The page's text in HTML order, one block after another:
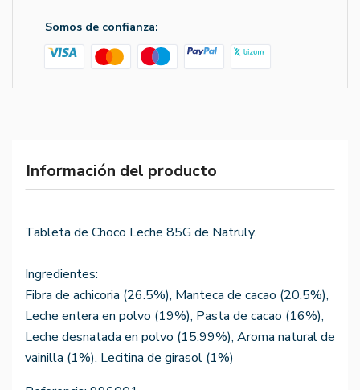
Somos de confianza:
Información del producto
Tableta de Choco Leche 85G de Natruly.
Ingredientes:
Fibra de achicoria (26.5%), Manteca de cacao (20.5%),
Leche entera en polvo (19%), Pasta de cacao (16%),
Leche desnatada en polvo (15.99%), Aroma natural de
vainilla (1%), Lecitina de girasol (1%)